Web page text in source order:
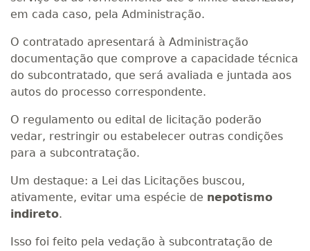
em cada caso, pela Administração.
O contratado apresentará à Administração
documentação que comprove a capacidade técnica
do subcontratado, que será avaliada e juntada aos
autos do processo correspondente.
O regulamento ou edital de licitação poderão
vedar, restringir ou estabelecer outras condições
para a subcontratação.
Um destaque: a Lei das Licitações buscou,
ativamente, evitar uma espécie de nepotismo
indireto.
Isso foi feito pela vedação à subcontratação de